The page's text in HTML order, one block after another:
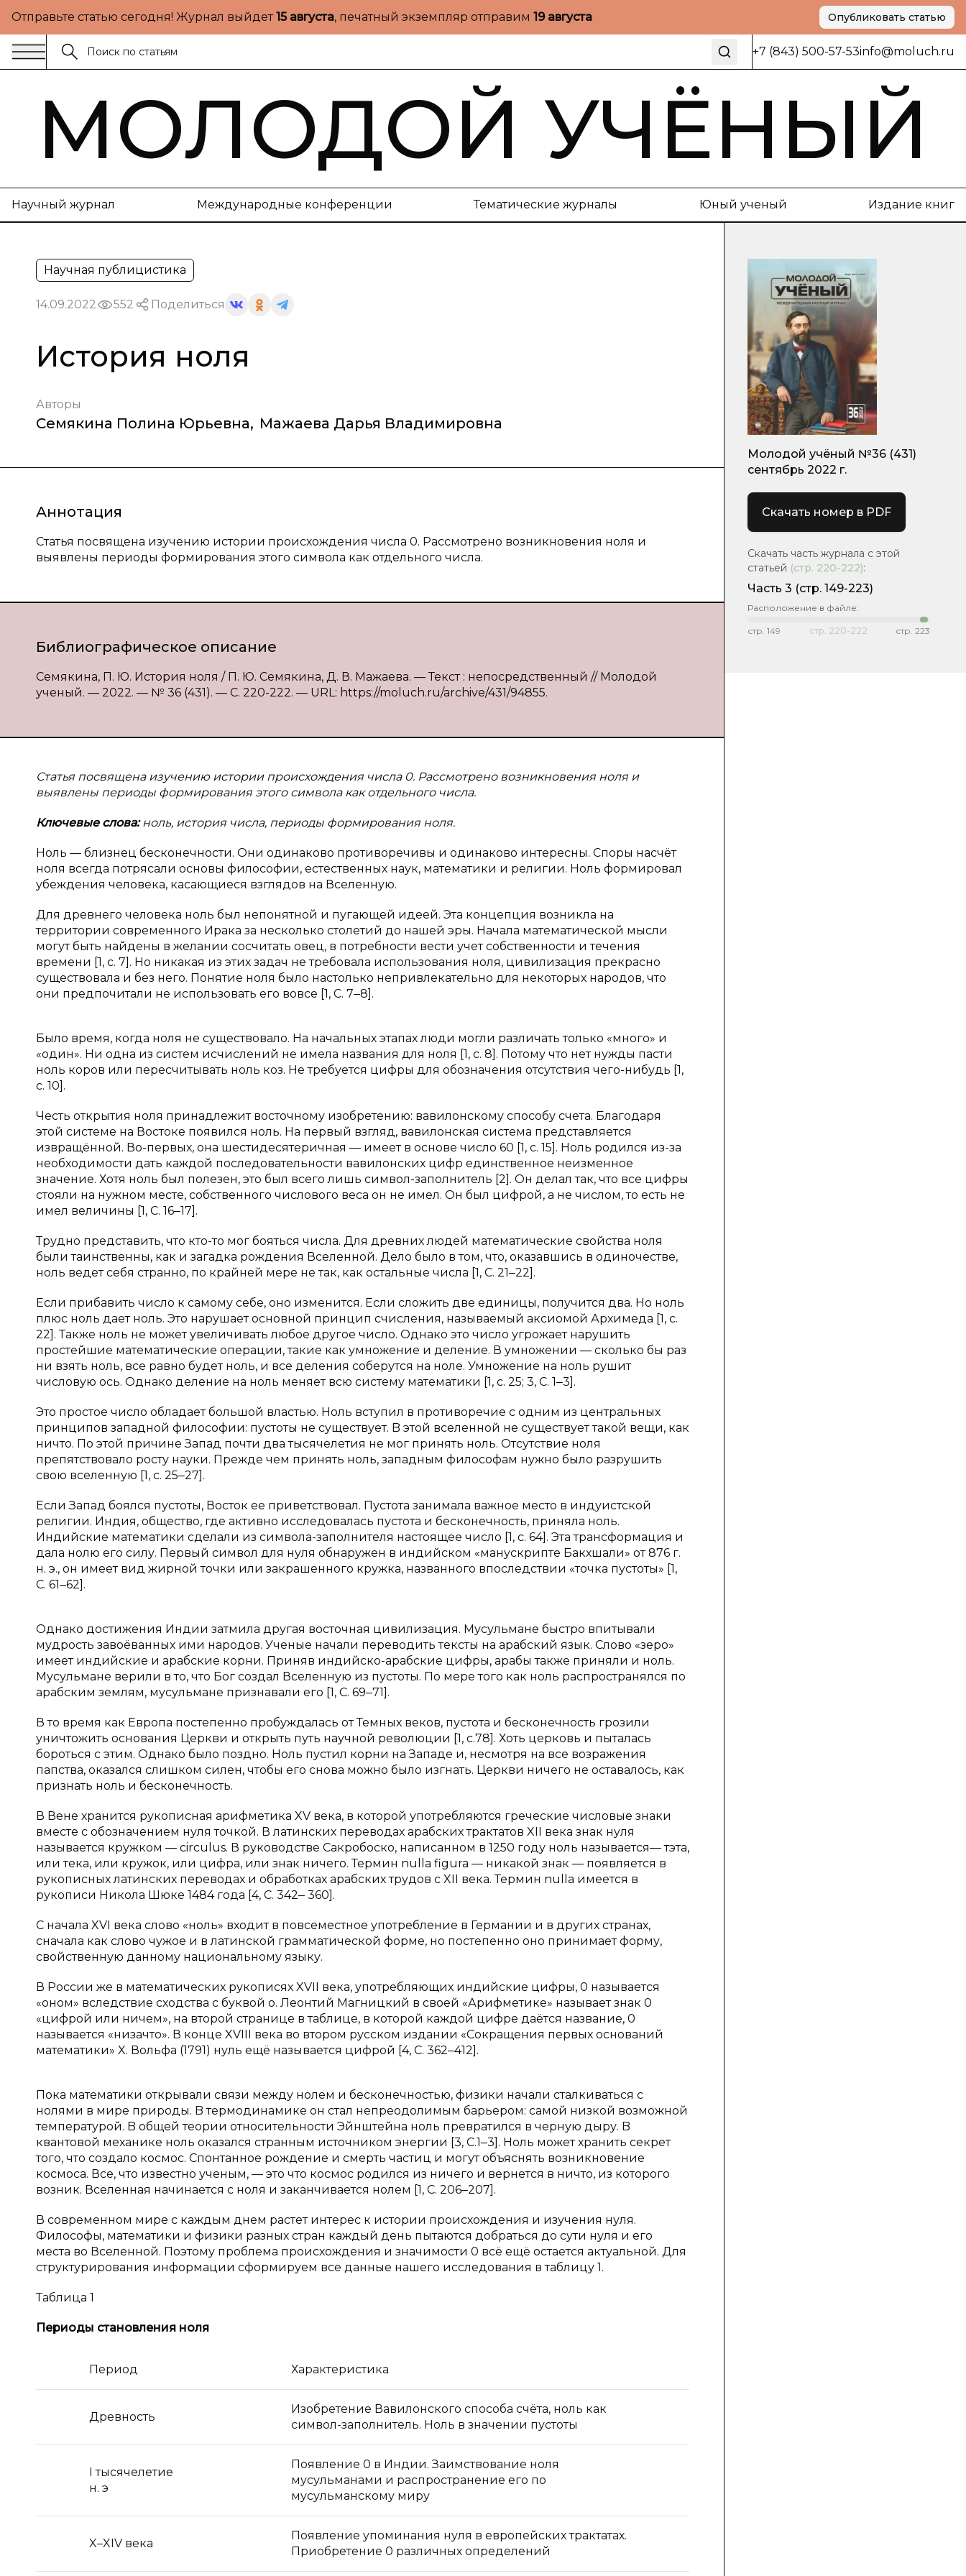
Отправьте статью сегодня! Журнал выйдет15 августа, печатный экземпляр отправим 19 августа Опубликовать статью
+7 (843) 500-57-53info@moluch.ru
МОЛОДОЙ УЧЁНЫЙ
Научный журнал Международные конференции Тематические журналы Юный ученый Издание книг
Научная публицистика
14.09.2022 552 Поделиться
История ноля
Авторы
Семякина Полина Юрьевна, Мажаева Дарья Владимировна
Аннотация
Статья посвящена изучению истории происхождения числа 0. Рассмотрено возникновения ноля и
выявлены периоды формирования этого символа как отдельного числа.
Библиографическое описание
Семякина, П. Ю. История ноля / П. Ю. Семякина, Д. В. Мажаева. — Текст : непосредственный // Молодой
ученый. — 2022. — № 36 (431). — С. 220-222. — URL: https://moluch.ru/archive/431/94855.
Статья посвящена изучению истории происхождения числа 0. Рассмотрено возникновения ноля и
выявлены периоды формирования этого символа как отдельного числа.
Ключевые слова:ноль, история числа, периоды формирования ноля.
Ноль — близнец бесконечности. Они одинаково противоречивы и одинаково интересны. Споры насчёт
ноля всегда потрясали основы философии, естественных наук, математики и религии. Ноль формировал
убеждения человека, касающиеся взглядов на Вселенную.
Для древнего человека ноль был непонятной и пугающей идеей. Эта концепция возникла на
территории современного Ирака за несколько столетий до нашей эры. Начала математической мысли
могут быть найдены в желании сосчитать овец, в потребности вести учет собственности и течения
времени [1, с. 7]. Но никакая из этих задач не требовала использования ноля, цивилизация прекрасно
существовала и без него. Понятие ноля было настолько непривлекательно для некоторых народов, что
они предпочитали не использовать его вовсе [1, С. 7‒8].
Было время, когда ноля не существовало. На начальных этапах люди могли различать только «много» и
«один». Ни одна из систем исчислений не имела названия для ноля [1, с. 8]. Потому что нет нужды пасти
ноль коров или пересчитывать ноль коз. Не требуется цифры для обозначения отсутствия чего-нибудь [1,
с. 10].
Честь открытия ноля принадлежит восточному изобретению: вавилонскому способу счета. Благодаря
этой системе на Востоке появился ноль. На первый взгляд, вавилонская система представляется
извращённой. Во-первых, она шестидесятеричная — имеет в основе число 60 [1, с. 15]. Ноль родился из-за
необходимости дать каждой последовательности вавилонских цифр единственное неизменное
значение. Хотя ноль был полезен, это был всего лишь символ-заполнитель [2]. Он делал так, что все цифры
стояли на нужном месте, собственного числового веса он не имел. Он был цифрой, a не числом, то есть не
имел величины [1, С. 16‒17].
Трудно представить, что кто-то мог бояться числа. Для древних людей математические свойства ноля
были таинственны, как и загадка рождения Вселенной. Дело было в том, что, оказавшись в одиночестве,
ноль ведет себя странно, по крайней мере не так, как остальные числа [1, С. 21‒22].
Если прибавить число к самому себе, оно изменится. Если сложить две единицы, получится два. Но ноль
плюс ноль дает ноль. Это нарушает основной принцип счисления, называемый аксиомой Архимеда [1, с.
22]. Также ноль не может увеличивать любое другое число. Однако это число угрожает нарушить
простейшие математические операции, такие как умножение и деление. В умножении — сколько бы раз
ни взять ноль, все равно будет ноль, и все деления соберутся на ноле. Умножение на ноль рушит
числовую ось. Однако деление на ноль меняет всю систему математики [1, с. 25; 3, С. 1‒3].
Это простое число обладает большой властью. Ноль вступил в противоречие c одним из центральных
принципов западной философии: пустоты не существует. B этой вселенной не существует такой вещи, как
ничто. По этой причине Запад почти два тысячелетия не мог принять ноль. Отсутствие ноля
препятствовало росту науки. Прежде чем принять ноль, западным философам нужно было разрушить
свою вселенную [1, с. 25‒27].
Если Запад боялся пустоты, Восток ее приветствовал. Пустота занимала важное место в индуистской
религии. Индия, общество, где активно исследовалась пустота и бесконечность, приняла ноль.
Индийские математики сделали из символа-заполнителя настоящее число [1, с. 64]. Эта трансформация и
дала нолю его силу. Первый символ для нуля обнаружен в индийском «манускрипте Бакхшали» от 876 г.
н. э., он имеет вид жирной точки или закрашенного кружка, названного впоследствии «точка пустоты» [1,
С. 61‒62].
Однако достижения Индии затмила другая восточная цивилизация. Мусульмане быстро впитывали
мудрость завоёванных ими народов. Ученые начали переводить тексты на арабский язык. Слово «зеро»
имеет индийские и арабские корни. Приняв индийско-арабские цифры, арабы также приняли и ноль.
Мусульмане верили в то, что Бог создал Вселенную из пустоты. По мере того как ноль распространялся по
арабским землям, мусульмане признавали его [1, С. 69‒71].
В то время как Европа постепенно пробуждалась от Темных веков, пустота и бесконечность грозили
уничтожить основания Церкви и открыть путь научной революции [1, с.78]. Хоть церковь и пыталась
бороться с этим. Однако было поздно. Ноль пустил корни на Западе и, несмотря на все возражения
папства, оказался слишком силен, чтобы его снова можно было изгнать. Церкви ничего не оставалось, как
признать ноль и бесконечность.
В Вене хранится рукописная арифметика XV века, в которой употребляются греческие числовые знаки
вместе с обозначением нуля точкой. В латинских переводах арабских трактатов XII века знак нуля
называется кружком — circulus. В руководстве Сакробоско, написанном в 1250 году ноль называется— тэта,
или тека, или кружок, или цифра, или знак ничего. Термин nulla figura — никакой знак — появляется в
рукописных латинских переводах и обработках арабских трудов c XII века. Термин nulla имеется в
рукописи Никола Шюке 1484 года [4, С. 342‒ 360].
С начала XVI века слово «ноль» входит в повсеместное употребление в Германии и в других странах,
сначала как слово чужое и в латинской грамматической форме, но постепенно оно принимает форму,
свойственную данному национальному языку.
В России же в математических рукописях XVII века, употребляющих индийские цифры, 0 называется
«оном» вследствие сходства с буквой о. Леонтий Магницкий в своей «Арифметике» называет знак 0
«цифрой или ничем», на второй странице в таблице, в которой каждой цифре даётся название, 0
называется «низачто». В конце XVIII века во втором русском издании «Сокращения первых оснований
математики» X. Вольфа (1791) нуль ещё называется цифрой [4, С. 362‒412].
Пока математики открывали связи между нолем и бесконечностью, физики начали сталкиваться c
нолями в мире природы. B термодинамике он стал непреодолимым барьером: самой низкой возможной
температурой. B общей теории относительности Эйнштейна ноль превратился в черную дыру. B
квантовой механике ноль оказался странным источником энергии [3, С.1‒3]. Ноль может хранить секрет
того, что создало космос. Спонтанное рождение и смерть частиц и могут объяснять возникновение
космоса. Все, что известно ученым, — это что космос родился из ничего и вернется в ничто, из которого
возник. Вселенная начинается c ноля и заканчивается нолем [1, С. 206‒207].
В современном мире с каждым днем растет интерес к истории происхождения и изучения нуля.
Философы, математики и физики разных стран каждый день пытаются добраться до сути нуля и его
места во Вселенной. Поэтому проблема происхождения и значимости 0 всё ещё остается актуальной. Для
структурирования информации сформируем все данные нашего исследования в таблицу 1.
Таблица 1
Периоды становления ноля
Период Характеристика
Древность
Изобретение Вавилонского способа счёта, ноль как
символ-заполнитель. Ноль в значении пустоты
I тысячелетие
н. э
Появление 0 в Индии. Заимствование ноля
мусульманами и распространение его по
мусульманскому миру
X–XIV века
Появление упоминания нуля в европейских трактатах.
Приобретение 0 различных определений
Молодой учёный №36 (431)
сентябрь 2022 г.
Скачать номер в PDF
Скачать часть журнала с этой
статьей (стр. 220-222):
Часть 3 (стр. 149-223)
Расположение в файле:
стр. 149 стр. 220-222 стр. 223